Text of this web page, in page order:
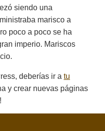
siendo una
marisco a
poco a poco se ha
imperio. Mariscos
deberías ir a tu
y crear nuevas páginas